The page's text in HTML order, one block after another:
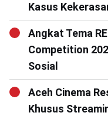
Kasus
Angkat Tema
Competition
Sosial
Aceh Cinema
Khusus